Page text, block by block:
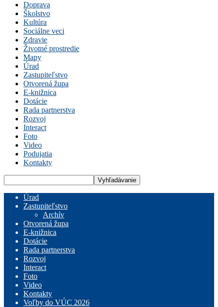
Doprava
Školstvo
Kultúra
Sociálne veci
Zdravie
Životné prostredie
Mapy
Úrad
Zastupiteľstvo
Otvorená župa
E-knižnica
Dotácie
Rada partnerstva
Rozvoj
Interact
Foto
Video
Podujatia
Kontakty
Úrad
Zastupiteľstvo
Archív
Otvorená župa
E-knižnica
Dotácie
Rada partnerstva
Rozvoj
Interact
Foto
Video
Kontakty
Voľby do VÚC 2026